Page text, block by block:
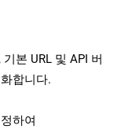
본 URL 및 API 버
합니다.
하여